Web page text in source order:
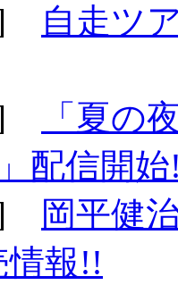
自走ツ
「夏の
配信開
岡平健
情報!!